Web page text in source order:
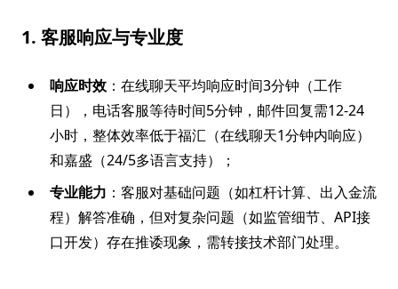
1. 客服响应与专业度
响应时效 ：在线聊天平均响应时间3分钟（工作
日），电话客服等待时间5分钟，邮件回复需12-24
小时，整体效率低于福汇（在线聊天1分钟内响应）
和嘉盛（24/5多语言支持）；
专业能力 ：客服对基础问题（如杠杆计算、出入金流
程）解答准确，但对复杂问题（如监管细节、API接
口开发）存在推诿现象，需转接技术部门处理。